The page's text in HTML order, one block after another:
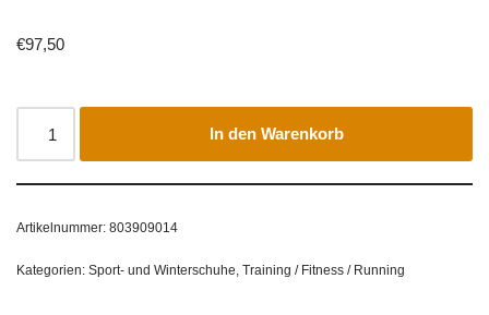
€97,50
In den Warenkorb
Artikelnummer: 803909014
Kategorien: Sport- und Winterschuhe, Training / Fitness / Running